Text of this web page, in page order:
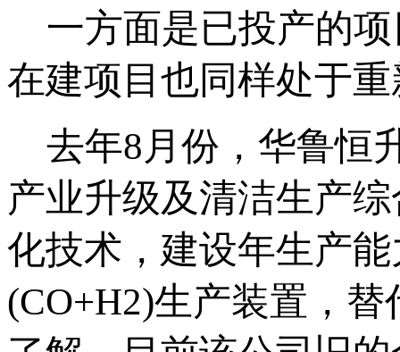
一方面是已投产的项
在建项目也同样处于
去年8月份，华鲁恒
产业升级及清洁生产
化技术，建设年生产
(CO+H2)生产装置，